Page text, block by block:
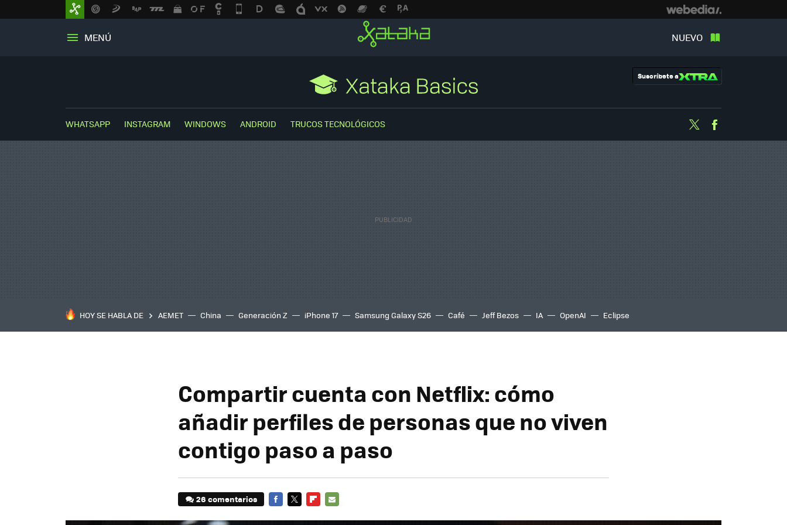
MENÚ NUEVO
Suscríbete a
WHATSAPP INSTAGRAM WINDOWS ANDROID TRUCOS TECNOLÓGICOS Twitter
HOY SE HABLA DE AEMET China Generación Z iPhone 17 Samsung Galaxy S26 Café Jeff Bezos IA OpenAI Eclipse
Compartir cuenta con Netflix: cómo
añadir perfiles de personas que no viven
contigo paso a paso
26 comentarios